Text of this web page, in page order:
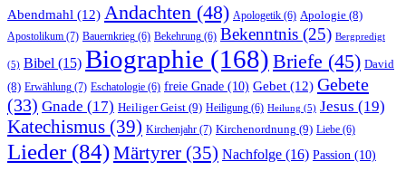
Abendmahl (12) Andachten (48) Apologetik (6) Apologie (8)
Apostolikum (7) Bauernkrieg (6) Bekehrung (6) Bekenntnis (25) Bergpredigt
(5) Bibel (15) Biographie (168) Briefe (45) David
(8) Erwählung (7) Eschatologie (6) freie Gnade (10) Gebet (12) Gebete
(33) Gnade (17) Heiliger Geist (9) Heiligung (6) Heilung (5) Jesus (19)
Katechismus (39) Kirchenjahr (7) Kirchenordnung (9) Liebe (6)
Lieder(84)Märtyrer (35) Nachfolge (16) Passion (10)